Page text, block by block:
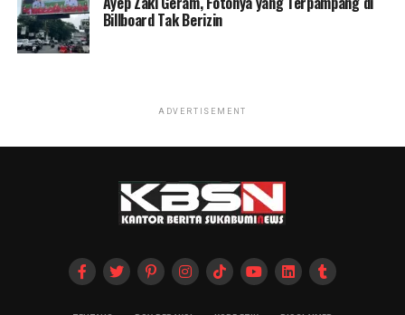
Billboard Tak Berizin
ADVERTISEMENT